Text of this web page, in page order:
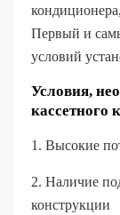
Первый и
условий
Условия,
кассетного
1. Высокие
2. Наличие
конструкции